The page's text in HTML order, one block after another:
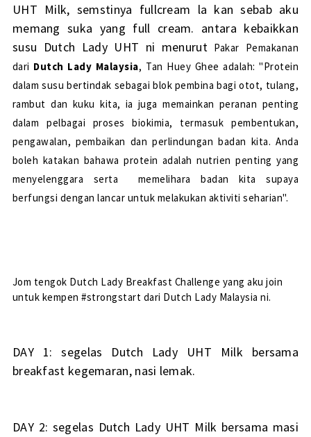
UHT Milk, semstinya fullcream la kan sebab aku
memang suka yang full cream. antara kebaikkan
susu Dutch Lady UHT ni menurut Pakar Pemakanan
dari Dutch Lady Malaysia, Tan Huey Ghee adalah: "Protein
dalam susu bertindak sebagai blok pembina bagi otot, tulang,
rambut dan kuku kita, ia juga memainkan peranan penting
dalam pelbagai proses biokimia, termasuk pembentukan,
pengawalan, pembaikan dan perlindungan badan kita. Anda
boleh katakan bahawa protein adalah nutrien penting yang
menyelenggara serta memelihara badan kita supaya
berfungsi dengan lancar untuk melakukan aktiviti seharian".
Jom tengok Dutch Lady Breakfast Challenge yang aku join
untuk kempen #strongstart dari Dutch Lady Malaysia ni.
DAY 1: segelas Dutch Lady UHT Milk bersama
breakfast kegemaran, nasi lemak.
DAY 2: segelas Dutch Lady UHT Milk bersama masi